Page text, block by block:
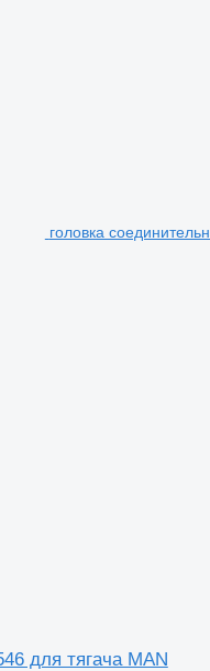
головка
для тягача MAN